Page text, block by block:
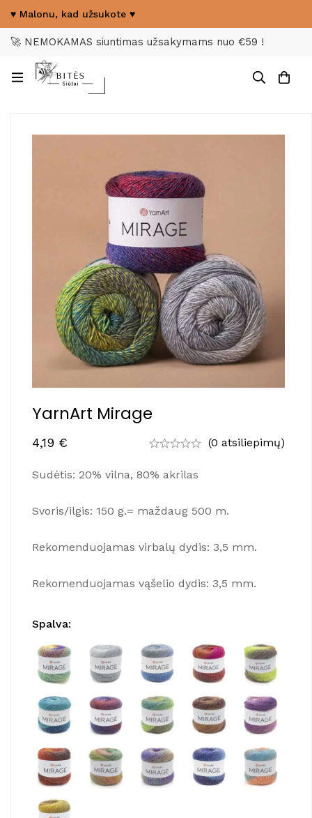
♥ Malonu, kad užsukote ♥
🚀 NEMOKAMAS siuntimas užsakymams nuo €59 !
YarnArt Mirage
4,19 € (0 atsiliepimų)
Sudėtis: 20% vilna, 80% akrilas
Svoris/ilgis: 150 g.= maždaug 500 m.
Rekomenduojamas virbalų dydis: 3,5 mm.
Rekomenduojamas vąšelio dydis: 3,5 mm.
Spalva: